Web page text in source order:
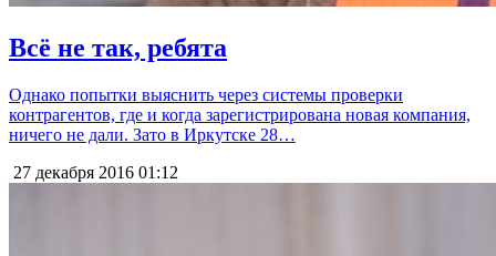
Всё не так, ребята
Однако попытки выяснить через системы проверки
контрагентов, где и когда зарегистрирована новая компания,
ничего не дали. Зато в Иркутске 28…
27 декабря 2016 01:12